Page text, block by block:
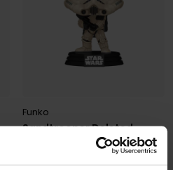
Sandtrooper Deleted
Scenes POP! Star Wars
Funko